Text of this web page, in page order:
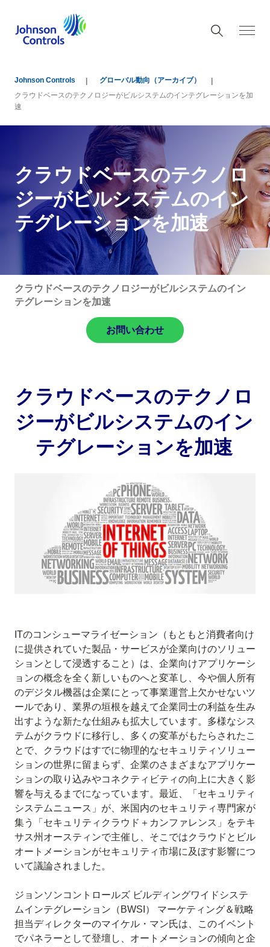
Johnson Controls
グローバル動向（アーカイブ）
クラウドベースのテクノロジーがビルシステムのインテグレーションを加
速
クラウドベースのテクノロ
ジーがビルシステムのイン
テグレーションを加速
クラウドベースのテクノロジーがビルシステムのイン
テグレーションを加速
お問い合わせ
クラウドベースのテクノロ
ジーがビルシステムのイン
テグレーションを加速
ITのコンシューマライゼーション（もともと消費者向け
に提供されていた製品・サービスが企業向けのソリュー
ションとして浸透すること）は、企業向けアプリケーシ
ョンの概念を全く新しいものへと変革し、今や個人所有
のデジタル機器は企業にとって事業運営上欠かせないツ
ールであり、業界の垣根を越えて企業同士の利益を生み
出すような新たな仕組みも拡大しています。多様なシス
テムがクラウドに移行し、多くの変革がもたらされたこ
とで、クラウドはすでに物理的なセキュリティソリュー
ションの世界に留まらず、企業のさまざまなアプリケー
ションの取り込みやコネクティビティの向上に大きく影
響を与えるまでになっています。最近、「セキュリティ
システムニュース」が、米国内のセキュリティ専門家が
集う「セキュリティクラウド＋カンファレンス」をテキ
サス州オースティンで主催し、そこではクラウドとビル
オートメーションがセキュリティ市場に及ぼす影響につ
いて議論されました。
ジョンソンコントロールズ ビルディングワイドシステ
ムインテグレーション（BWSI） マーケティング＆戦略
担当ディレクターのマイケル・マン氏は、このイベント
でパネラーとして登壇し、オートメーションの傾向と企